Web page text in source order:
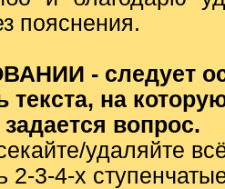
пояснения.
- следует
текста, на
вопрос.
удаляйте
2-3-4-х